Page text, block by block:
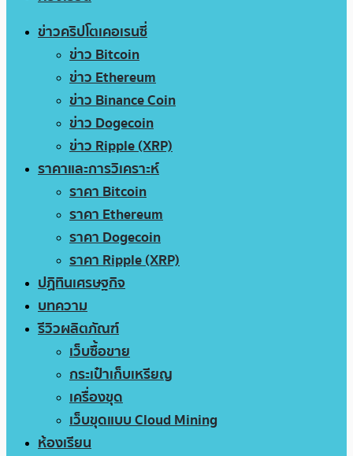
ข่าวคริปโตเคอเรนซี่
ข่าว Bitcoin
ข่าว Ethereum
ข่าว Binance Coin
ข่าว Dogecoin
ข่าว Ripple (XRP)
ราคาและการวิเคราะห์
ราคา Bitcoin
ราคา Ethereum
ราคา Dogecoin
ราคา Ripple (XRP)
ปฏิทินเศรษฐกิจ
บทความ
รีวิวผลิตภัณฑ์
เว็บซื้อขาย
กระเป๋าเก็บเหรียญ
เครื่องขุด
เว็บขุดแบบ Cloud Mining
ห้องเรียน